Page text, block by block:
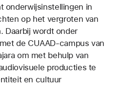
onderwijs­instellingen in
op het vergroten van
Daarbij wordt onder
de CUAAD-campus van
om met behulp van
producties te
en cultuur